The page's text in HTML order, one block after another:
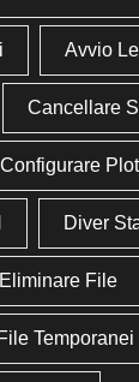
Avvio
Cancellare
Configurare
Diver
Eliminare File
File Temporanei